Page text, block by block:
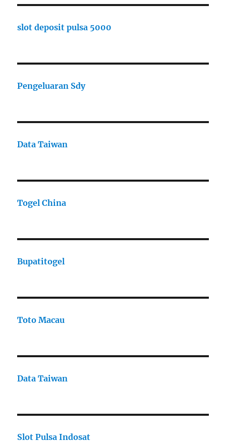
slot deposit pulsa 5000
Pengeluaran Sdy
Data Taiwan
Togel China
Bupatitogel
Toto Macau
Data Taiwan
Slot Pulsa Indosat